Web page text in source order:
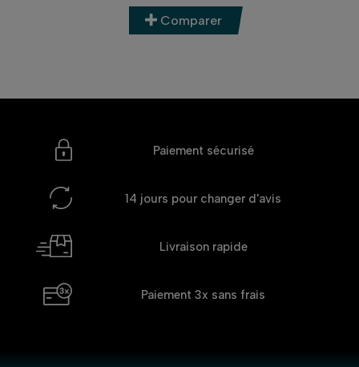
Comparer
Paiement sécurisé
14 jours pour changer d'avis
Livraison rapide
Paiement 3x sans frais